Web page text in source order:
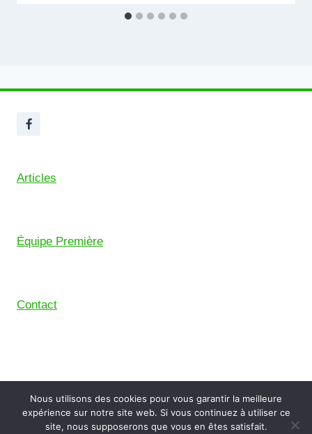
Articles
Équipe Première
Contact
avec leComptoir Digital, le collectif de freelance du
Pays Basque.
Nous utilisons des cookies pour vous garantir la meilleure
expérience sur notre site web. Si vous continuez à utiliser ce
site, nous supposerons que vous en êtes satisfait.